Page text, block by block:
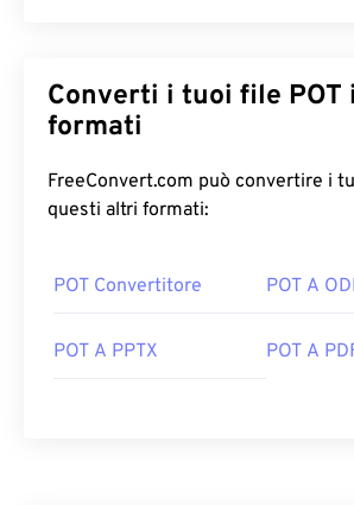
Converti i tuoi file POT in altri
formati
FreeConvert.com può convertire i tuoi file
questi altri formati:
POT Convertitore POT A
POT A PPTX POT A